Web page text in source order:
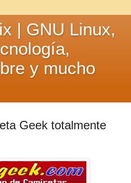
| GNU Linux,
y mucho
Geek totalmente